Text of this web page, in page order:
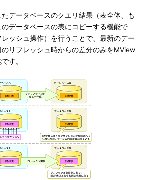
データベースのクエリ結果（表全体、も
データベースの表にコピーする機能で
ッシュ操作）を行うことで、最新のデー
リフレッシュ時からの差分のみをMView
す。